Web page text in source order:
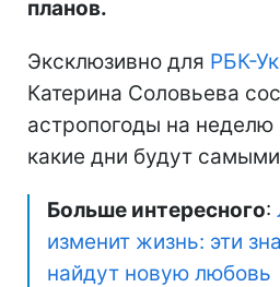
планов.
Эксклюзивно для РБК-
Катерина Соловьева
астропогоды на неделю
какие дни будут
Больше интересного:
изменит жизнь: эти
найдут новую любовь